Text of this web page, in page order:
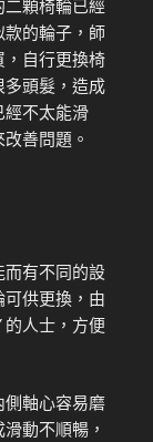
顆椅輪已經
的輪子，師
自行更換椅
頭髮，造成
不太能滑
善問題。
有不同的設
供更換，由
人士，方便
軸心容易磨
動不順暢，